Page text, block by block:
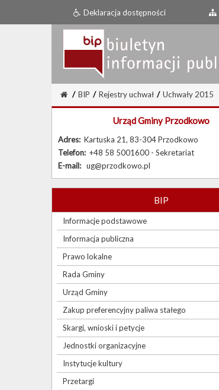
Deklaracja dostępności
/ BIP / Rejestry uchwał / Uchwały 2015
Urząd Gminy Przodkowo
Adres: Kartuska 21, 83-304 Przodkowo
Telefon: +48 58 5001600 - Sekretariat
E-mail: ug@przodkowo.pl
BIP
Informacje podstawowe
Informacja publiczna
Prawo lokalne
Rada Gminy
Urząd Gminy
Zakup preferencyjny paliwa stałego
Skargi, wnioski i petycje
Jednostki organizacyjne
Instytucje kultury
Przetargi